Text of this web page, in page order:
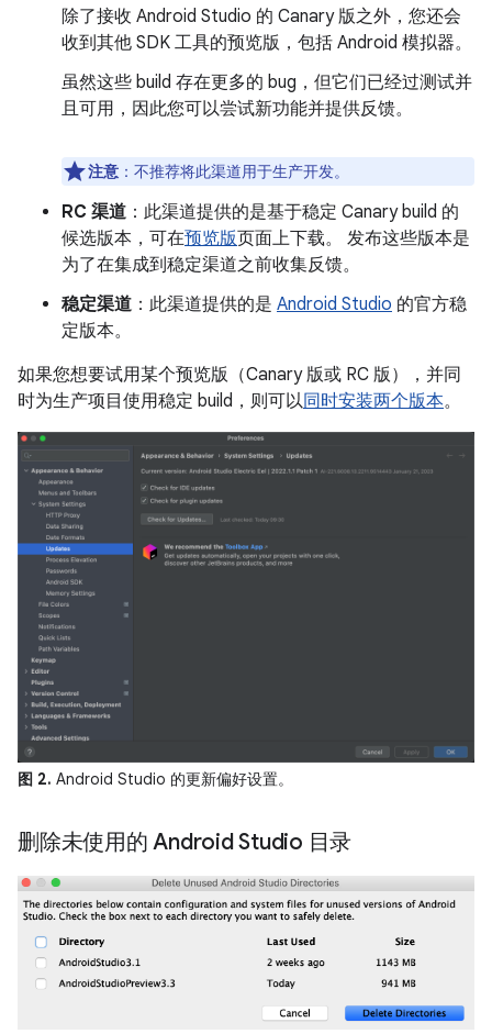
除了接收 Android Studio 的 Canary 版之外，您还会
收到其他 SDK 工具的预览版，包括 Android 模拟器。
虽然这些 build 存在更多的 bug，但它们已经过测试并
且可用，因此您可以尝试新功能并提供反馈。
注意 ：不推荐将此渠道用于生产开发。
RC 渠道 ：此渠道提供的是基于稳定 Canary build 的
候选版本，可在预览版页面上下载。 发布这些版本是
为了在集成到稳定渠道之前收集反馈。
稳定渠道 ：此渠道提供的是 Android Studio 的官方稳
定版本。
如果您想要试用某个预览版（Canary 版或 RC 版），并同
时为生产项目使用稳定 build，则可以同时安装两个版本。
图 2. Android Studio 的更新偏好设置。
删除未使用的 Android Studio 目录